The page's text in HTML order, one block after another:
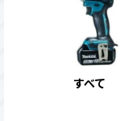
すべて